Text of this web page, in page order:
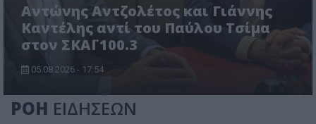
Αντώνης Αντζολέτος και Γιάννης
Καντέλης αντί του Παύλου Τσίμα
στον ΣΚΑΪ 100.3
05.08.2026 - 17:54
ΡΟΗ ΕΙΔΗΣΕΩΝ